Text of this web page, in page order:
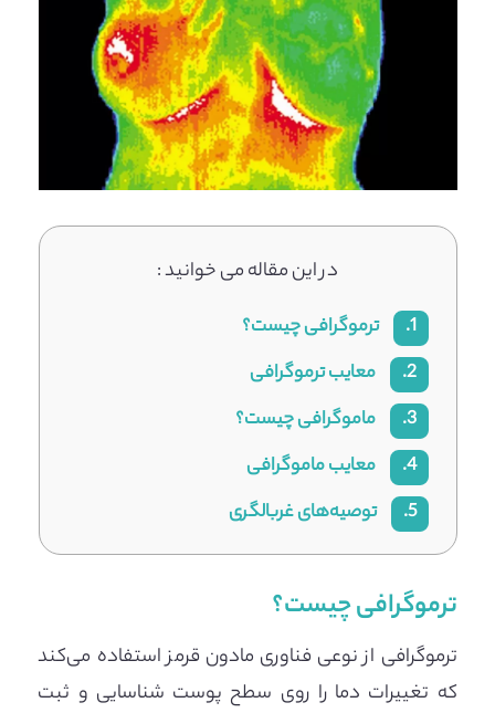
در این مقاله می خوانید :
1.
ترموگرافی چیست؟
2.
معایب ترموگرافی
3.
ماموگرافی چیست؟
4.
معایب ماموگرافی
5.
توصیه‌های غربالگری
ترموگرافی چیست؟
ترموگرافی از نوعی فناوری مادون قرمز استفاده می‌کند
که تغییرات دما را روی سطح پوست شناسایی و ثبت